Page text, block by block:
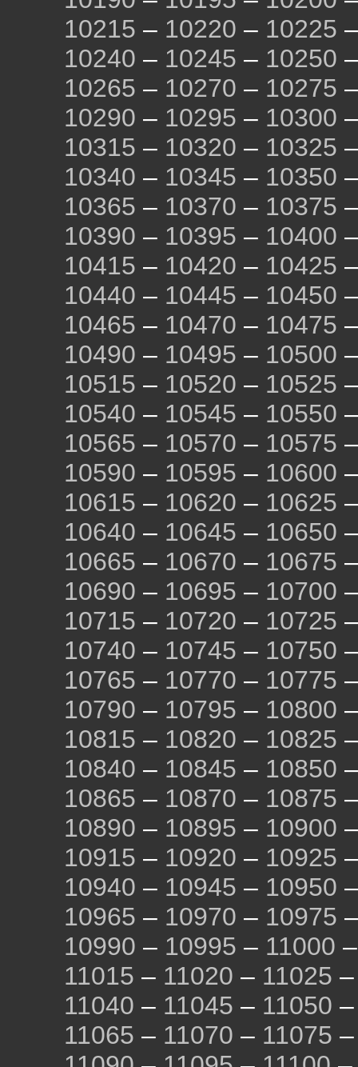
10215 – 10220 – 10225
10240 – 10245 – 10250
10265 – 10270 – 10275
10290 – 10295 – 10300
10315 – 10320 – 10325
10340 – 10345 – 10350
10365 – 10370 – 10375
10390 – 10395 – 10400
10415 – 10420 – 10425
10440 – 10445 – 10450
10465 – 10470 – 10475
10490 – 10495 – 10500
10515 – 10520 – 10525
10540 – 10545 – 10550
10565 – 10570 – 10575
10590 – 10595 – 10600
10615 – 10620 – 10625
10640 – 10645 – 10650
10665 – 10670 – 10675
10690 – 10695 – 10700
10715 – 10720 – 10725
10740 – 10745 – 10750
10765 – 10770 – 10775
10790 – 10795 – 10800
10815 – 10820 – 10825
10840 – 10845 – 10850
10865 – 10870 – 10875
10890 – 10895 – 10900
10915 – 10920 – 10925
10940 – 10945 – 10950
10965 – 10970 – 10975
10990 – 10995 – 11000
11015 – 11020 – 11025
11040 – 11045 – 11050
11065 – 11070 – 11075